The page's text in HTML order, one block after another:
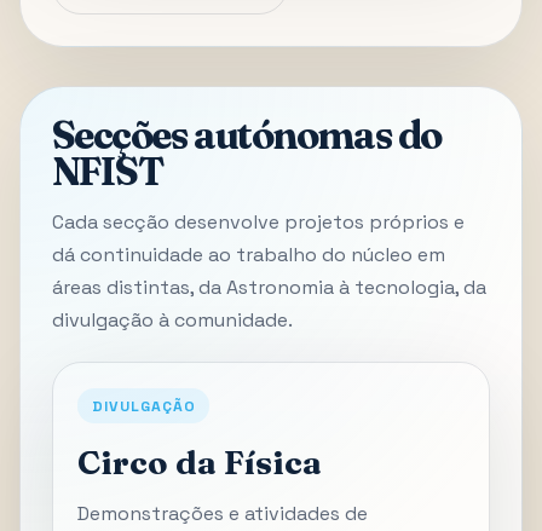
Secções autónomas do
NFIST
Cada secção desenvolve projetos próprios e
dá continuidade ao trabalho do núcleo em
áreas distintas, da Astronomia à tecnologia, da
divulgação à comunidade.
DIVULGAÇÃO
Circo da Física
Demonstrações e atividades de